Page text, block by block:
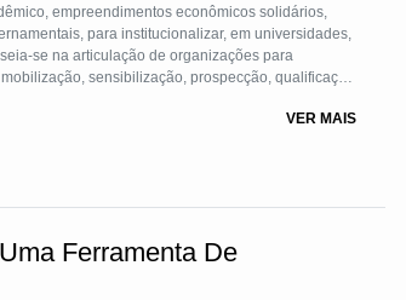
empreendimentos econômicos solidários,
para institucionalizar, em universidades,
se na articulação de organizações para
sensibilização, prospecção, qualificação
VER MAIS
Ferramenta De